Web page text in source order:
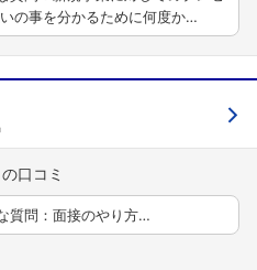
の事を分かるために何度か…
質問：面接のやり方…